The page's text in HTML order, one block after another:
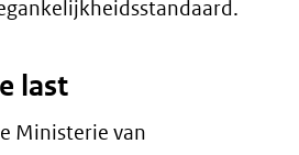
last
Ministerie van